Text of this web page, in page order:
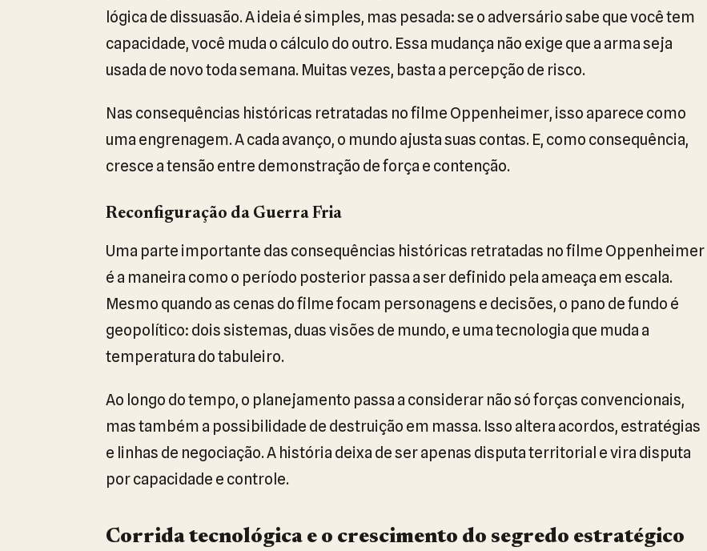
lógica de dissuasão. A ideia é simples, mas pesada: se o adversário sabe que você tem
capacidade, você muda o cálculo do outro. Essa mudança não exige que a arma seja
usada de novo toda semana. Muitas vezes, basta a percepção de risco.
Nas consequências históricas retratadas no filme Oppenheimer, isso aparece como
uma engrenagem. A cada avanço, o mundo ajusta suas contas. E, como consequência,
cresce a tensão entre demonstração de força e contenção.
Reconfiguração da Guerra Fria
Uma parte importante das consequências históricas retratadas no filme Oppenheimer
é a maneira como o período posterior passa a ser definido pela ameaça em escala.
Mesmo quando as cenas do filme focam personagens e decisões, o pano de fundo é
geopolítico: dois sistemas, duas visões de mundo, e uma tecnologia que muda a
temperatura do tabuleiro.
Ao longo do tempo, o planejamento passa a considerar não só forças convencionais,
mas também a possibilidade de destruição em massa. Isso altera acordos, estratégias
e linhas de negociação. A história deixa de ser apenas disputa territorial e vira disputa
por capacidade e controle.
Corrida tecnológica e o crescimento do segredo estratégico